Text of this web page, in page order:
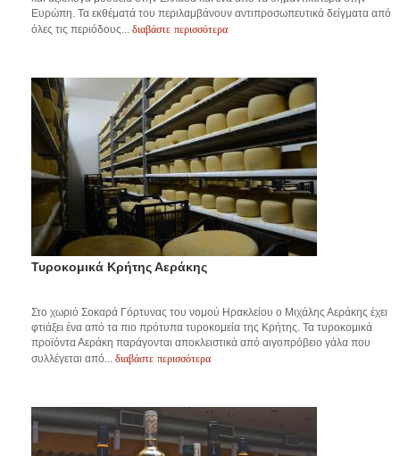
Ευρώπη. Τα εκθέματά του περιλαμβάνουν αντιπροσωπευτικά δείγματα από
όλες τις περιόδους... διαβάστε περισσότερα
Τυροκομικά Κρήτης Αεράκης
Στο χωριό Σοκαρά Γόρτυνας του νομού Ηρακλείου ο Μιχάλης Αεράκης έχει
φτιάξει ένα από τα πιο πρότυπα τυροκομεία της Κρήτης. Τα τυροκομικά
προϊόντα Αεράκη παράγονται αποκλειστικά από αιγοπρόβειο γάλα που
συλλέγεται από... διαβάστε περισσότερα